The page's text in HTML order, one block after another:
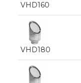
VHD160
VHD180